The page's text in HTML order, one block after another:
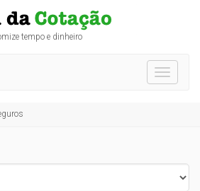
tempo e dinheiro
Toggle